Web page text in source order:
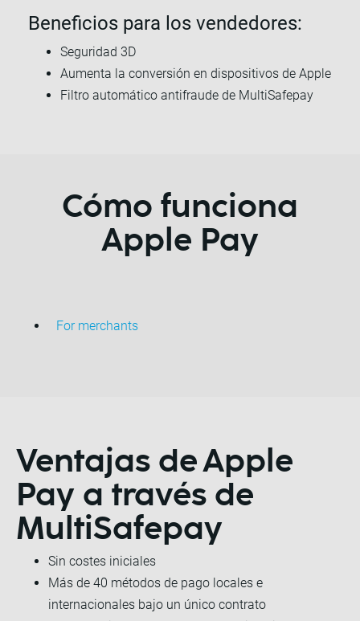
Beneficios para los vendedores:
Seguridad 3D
Aumenta la conversión en dispositivos de Apple
Filtro automático antifraude de MultiSafepay
Cómo funciona
Apple Pay
For merchants
Ventajas deApple
Pay a través de
MultiSafepay
Sin costes iniciales
Más de 40 métodos de pago locales e
internacionales bajo un único contrato